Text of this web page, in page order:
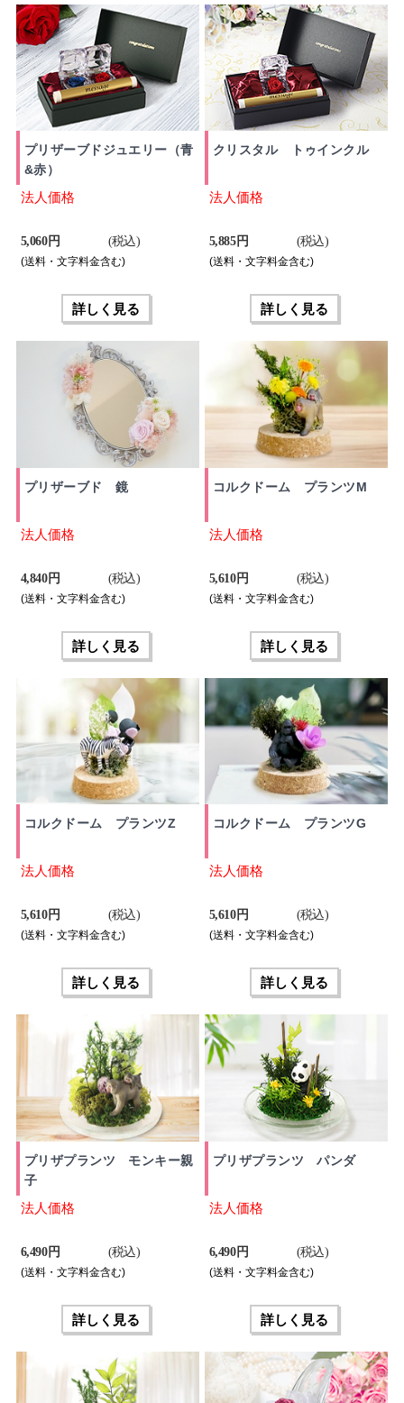
プリザーブドジュエリー（青
&赤）
法人価格
5,060 円 (税込)
(送料・文字料金含む)
詳しく見る
クリスタル トゥインクル
法人価格
5,885 円 (税込)
(送料・文字料金含む)
詳しく見る
プリザーブド 鏡
法人価格
4,840 円 (税込)
(送料・文字料金含む)
詳しく見る
コルクドーム プランツM
法人価格
5,610 円 (税込)
(送料・文字料金含む)
詳しく見る
コルクドーム プランツZ
法人価格
5,610 円 (税込)
(送料・文字料金含む)
詳しく見る
コルクドーム プランツG
法人価格
5,610 円 (税込)
(送料・文字料金含む)
詳しく見る
プリザプランツ モンキー親
子
法人価格
6,490 円 (税込)
(送料・文字料金含む)
詳しく見る
プリザプランツ パンダ
法人価格
6,490 円 (税込)
(送料・文字料金含む)
詳しく見る